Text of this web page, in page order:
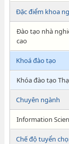
Đặc điểm khoa
Đào tạo nhà
cao
Khoá đào tạo
Khóa đào tạo
Chuyên ngành
Information
Chế độ tuyển